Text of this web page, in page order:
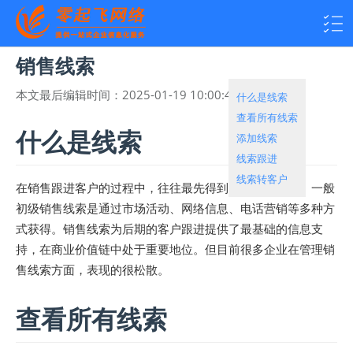
销售线索
本文最后编辑时间： 2025-01-19 10:00:46热度：2153
什么是线索
在销售跟进客户的过程中，往往最先得到的是销售线索。一般
初级销售线索是通过市场活动、网络信息、电话营销等多种方
式获得。销售线索为后期的客户跟进提供了最基础的信息支
持，在商业价值链中处于重要地位。但目前很多企业在管理销
售线索方面，表现的很松散。
查看所有线索
什么是线索
查看所有线索
添加线索
线索跟进
线索转客户